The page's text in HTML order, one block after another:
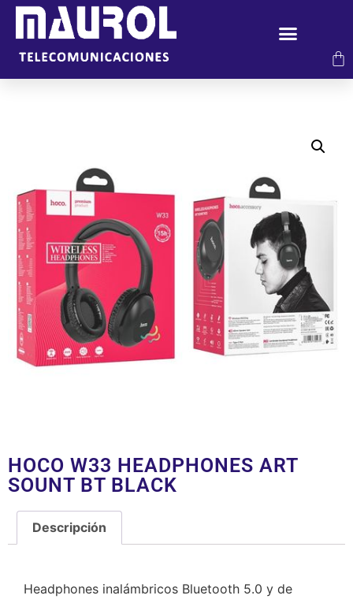
HOCO W33 HEADPHONES ART
SOUNT BT BLACK
Descripción
Headphones inalámbricos Bluetooth 5.0 y de